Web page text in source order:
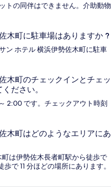
トの同伴はできません。介助動物
木町に駐車場はありますか ?
ン ホテル 横浜伊勢佐木町に駐車
木町のチェックインとチェッ
ださい。
2:00 です。チェックアウト時刻
木町はどのようなエリアにあ
は伊勢佐木長者町駅から徒歩で
で 11 分ほどの場所にあります。